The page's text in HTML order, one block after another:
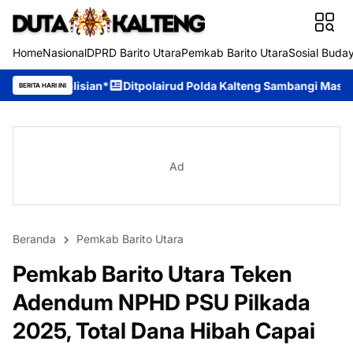
HomeNasionalDPRD Barito UtaraPemkab Barito UtaraSosial
BERITA HARI INI
Ditpolairud Polda Kalteng Sambangi Masyarakat, Berikan
Ad
Beranda Pemkab Barito Utara
Pemkab Barito Utara Teken
Adendum NPHD PSU Pilkada
2025, Total Dana Hibah Capai